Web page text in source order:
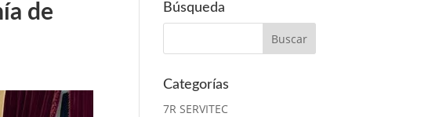
de
Búsqueda
Categorías
7R SERVITEC